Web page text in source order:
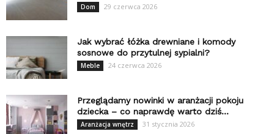
Dom 29 czerwca 2026
Jak wybrać łóżka drewniane i komody
sosnowe do przytulnej sypialni?
Meble 24 czerwca 2026
Przeglądamy nowinki w aranżacji pokoju
dziecka – co naprawdę warto dziś...
Aranżacja wnętrz 31 stycznia 2026